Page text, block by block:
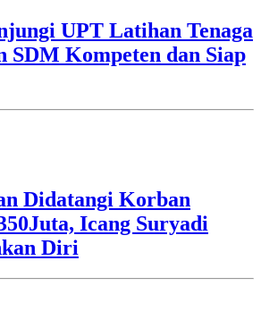
UPT Latihan Tenaga
SDM Kompeten dan Siap
Didatangi Korban
Icang Suryadi
Diri